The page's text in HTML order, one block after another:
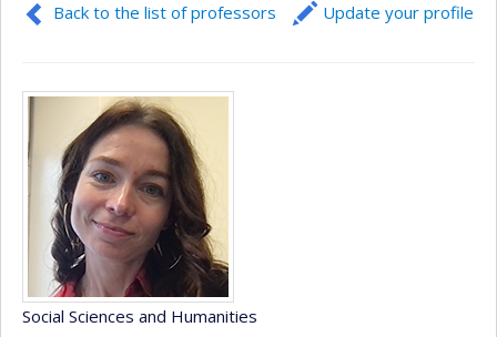
Back to the list of professors Update your profile
Social Sciences and Humanities